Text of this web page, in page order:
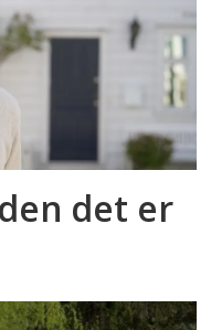
det er